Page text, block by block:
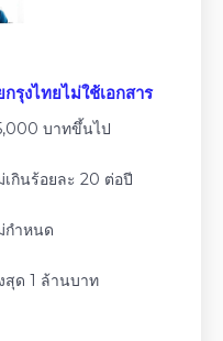
รุงไทยไม่ใช้เอกสาร
บาทขึ้นไป
เกินร้อยละ 20 ต่อปี
กำหนด
สุด 1 ล้านบาท